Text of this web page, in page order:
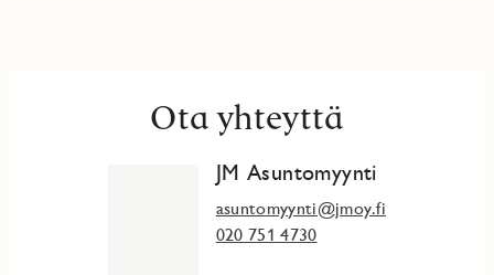
Ota yhteyttä
JM Asuntomyynti
asuntomyynti@jmoy.fi
020 751 4730